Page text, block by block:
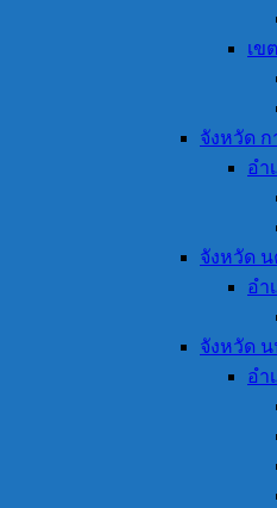
เข
จังหวัด
อำ
จังหวัด
อำ
จังหวัด
อำ